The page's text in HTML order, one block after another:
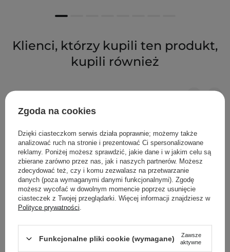
Klienci, którzy kupili ten produkt,
kupili również
BESTSELLER
Zgoda na cookies
Dzięki ciasteczkom serwis działa poprawnie; możemy także
analizować ruch na stronie i prezentować Ci spersonalizowane
reklamy. Poniżej możesz sprawdzić, jakie dane i w jakim celu są
zbierane zarówno przez nas, jak i naszych partnerów. Możesz
zdecydować też, czy i komu zezwalasz na przetwarzanie
danych (poza wymaganymi danymi funkcjonalnymi). Zgodę
możesz wycofać w dowolnym momencie poprzez usunięcie
ciasteczek z Twojej przeglądarki. Więcej informacji znajdziesz w
Polityce prywatności
Funkcjonalne pliki cookie (wymagane)
Zawsze
aktywne